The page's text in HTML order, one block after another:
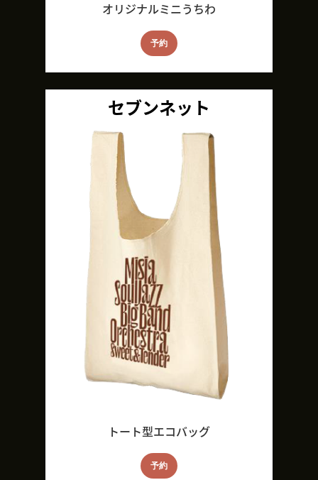
オリジナルミニうちわ
予約
セブンネット
トート型エコバッグ
予約